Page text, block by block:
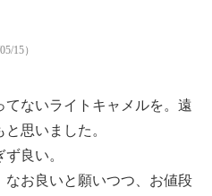
15）
ないライトキャメルを。遠
思いました。
良い。
お良いと願いつつ、お値段